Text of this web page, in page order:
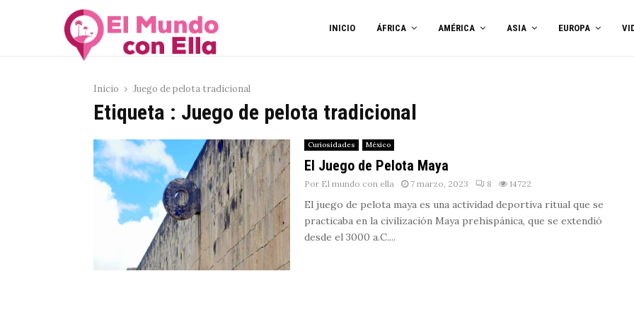
INICIO ÁFRICA AMÉRICA ASIA EUROPA
Inicio Juego de pelota tradicional
Etiqueta : Juego de pelota tradicional
Curiosidades México
El Juego de Pelota Maya
Por El mundo con ella 7 marzo, 2023 8 14722
El juego de pelota maya es una actividad deportiva ritual que se
practicaba en la civilización Maya prehispánica, que se extendió
desde el 3000 a.C....